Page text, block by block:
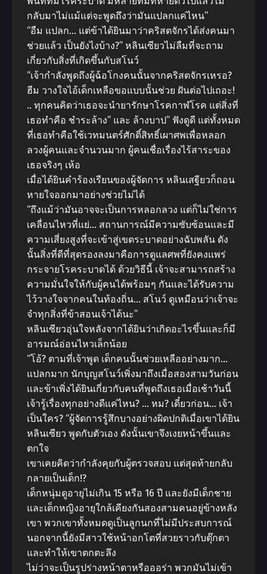
กลับมาไม่แม้แต่จะพูดถึงว่ามันแปลกแค่ไหน”
“อืม แปลก… แต่ข้าได้ยินมาว่าคริสตจักรได้ส่งคนมา
ช่วยแล้ว เป็นยังไงบ้าง?” หลินเซียวไม่ลืมที่จะถาม
เกี่ยวกับสิ่งที่เกิดขึ้นกับสโนว์
“เจ้ากำลังพูดถึงผู้ฉ้อโกงคนนั้นจากคริสตจักรเหรอ?
ฮีม วางใจไอ้เด็กเหลือขอแบบนั้นช่วย ฝันต่อไปเถอะ!
.. ทุกคนคิดว่าเธอจะนำยารักษาโรคกาฬโรค แต่สิ่งที่
เธอทำคือ ชำระล้าง” และ ล้างบาป” ฟังดูดี แต่ทั้งหมด
ที่เธอทำคือใช้เวทมนตร์ศักดิ์สิทธิ์เผาศพเพื่อหลอก
ลวงผู้คนและจำนวนมาก ผู้คนเชื่อเรื่องไร้สาระของ
เธอจริงๆ เห้อ
เมื่อได้ยินคำร้องเรียนของผู้จัดการ หลินเสฐียวก็ถอน
หายใจออกมาอย่างช่วยไม่ได้
“ถึงแม้ว่ามันอาจจะเป็นการหลอกลวง แต่ก็ไม่ใช่การ
เคลื่อนไหวที่แย่… สถานการณ์มีความซับซ้อนและมี
ความเสี่ยงสูงที่จะเข้าสู่เขตระบาดอย่างฉับพลัน ดัง
นั้นสิ่งที่ดีที่สุดรองลงมาคือการดูแลศพที่ยังคงแพร่
กระจายโรคระบาดได้ ด้วยวิธีนี้ เจ้าจะสามารถสร้าง
ความมั่นใจให้กับผู้คนได้พร้อมๆ กันและได้รับความ
ไว้วางใจจากคนในท้องถิ่น… สโนว์ ดูเหมือนว่าเจ้าจะ
จำทุกสิ่งที่ข้าสอนเจ้าได้นะ”
หลินเซียวอุ่นใจหลังจากได้ยินว่าเกิดอะไรขึ้นและก็มี
อารมณ์อ่อนไหวเล็กน้อย
“โอ้? ตามที่เจ้าพูด เด็กคนนั้นช่วยเหลืออย่างมาก…
แปลกมาก นักบุญสโนว์เพิ่งมาถึงเมื่อสองสามวันก่อน
และข้าเพิ่งได้ยินเกี่ยวกับคนที่พูดถึงเธอเมื่อเช้าวันนี้
เจ้ารู้เรื่องทุกอย่างดีแค่ไหน? … หม? เดี๋ยวก่อน… เจ้า
เป็นใคร? “ผู้จัดการรู้สึกบางอย่างผิดปกติเมื่อเขาได้ยิน
หลินเซียว พูดกับตัวเอง ดังนั้นเขาจึงเงยหน้าขึ้นและ
ตกใจ
เขาเคยคิดว่ากำลังคุยกับผู้ตรวจสอบ แต่สุดท้ายกลับ
กลายเป็นเด็ก!?
เด็กหนุ่มดูอายุไม่เกิน 15 หรือ 16 ปี และยังมีเด็กชาย
และเด็กหญิงอายุใกล้เคียงกันสองสามคนอยู่ข้างหลัง
เขา พวกเขาทั้งหมดดูเป็นลูกนกที่ไม่มีประสบการณ์
นอกจากนี้ยังมีสาวใช้หน้าอกโตที่สวยราวกับตุ๊กตา
และทำให้เขาตกตะลึง
ไม่ว่าจะเป็นรูปร่างหน้าตาหรือออร่า พวกมันไม่เข้า